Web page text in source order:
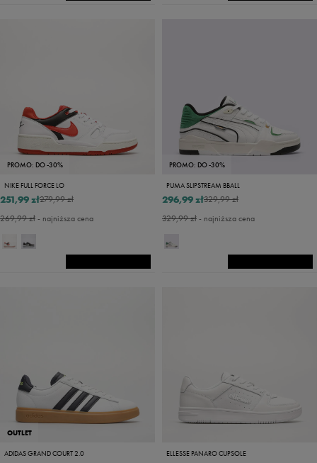
PROMO: DO -30%
NIKE FULL FORCE LO
279,99 zł
251,99 zł
269,99 zł- najniższa cena
PROMO: DO -30%
PUMA SLIPSTREAM BBALL
329,99 zł
296,99 zł
329,99 zł- najniższa cena
OUTLET
ADIDAS GRAND COURT 2.0 ELLESSE PANARO CUPSOLE